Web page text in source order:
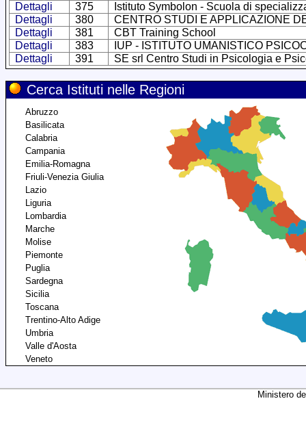
Dettagli
375
Istituto Symbolon - Scuola di
Dettagli
380
CENTRO STUDI E APPLICAZIONE
Dettagli
381
CBT Training School
Dettagli
383
IUP - ISTITUTO UMANISTICO
Dettagli
391 SE srl Centro Studi in Psicologia e
Cerca Istituti nelle Regioni
Abruzzo
Basilicata
Calabria
Campania
Emilia-Romagna
Friuli-Venezia Giulia
Lazio
Liguria
Lombardia
Marche
Molise
Piemonte
Puglia
Sardegna
Sicilia
Toscana
Trentino-Alto Adige
Umbria
Valle d'Aosta
Veneto
Ministero